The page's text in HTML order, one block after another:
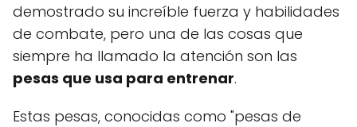
demostrado su increíble fuerza y habilidades
de combate, pero una de las cosas que
siempre ha llamado la atención son las
pesas que usa para entrenar.
Estas pesas, conocidas como "pesas de